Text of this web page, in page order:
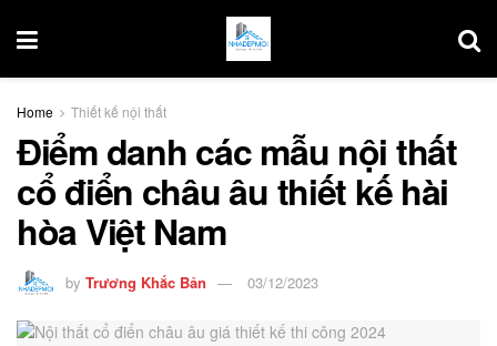
Home Thiết kế nội thất
Điểm danh các mẫu nội thất
cổ điển châu âu thiết kế hài
hòa Việt Nam
by Trương Khắc Bản 03/12/2023